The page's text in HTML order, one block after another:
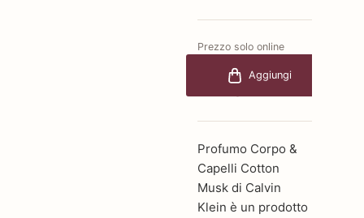
Prezzo solo online
€24,70Aggiungi
Profumo Corpo &
Capelli Cotton
Musk di Calvin
Klein è un prodotto